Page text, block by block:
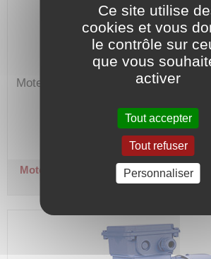
Moteur 230/400V, hors-normes
Code article :100285
Prix : 845,70 €HT
Moteur électrique triphasé 1500 tr/min
0,75 kW - (80)
Ce site utilise
cookies et vous
le contrôle sur
que vous
activer
Tout accepter
Tout refuser
Personnaliser